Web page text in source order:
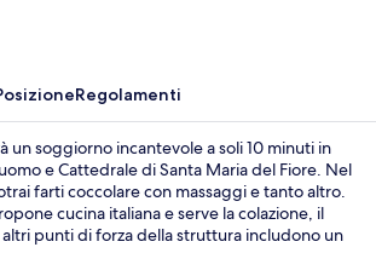
Regolamenti
un soggiorno incantevole a soli 10 minuti in
e Cattedrale di Santa Maria del Fiore. Nel
farti coccolare con massaggi e tanto altro.
cucina italiana e serve la colazione, il
altri punti di forza della struttura includono un